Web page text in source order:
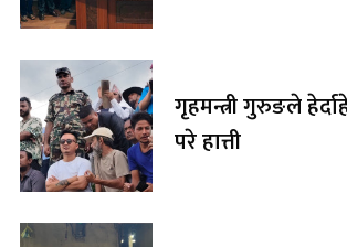
गृहमन्त्री गुरुङले
परे हात्ती